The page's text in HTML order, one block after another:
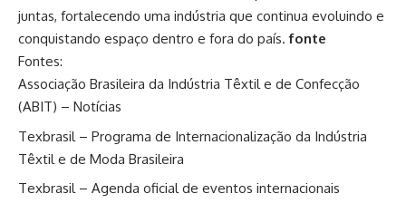
juntas, fortalecendo uma indústria que continua evoluindo e
conquistando espaço dentro e fora do país.fonte
Fontes:
Associação Brasileira da Indústria Têxtil e de Confecção
(ABIT) – Notícias
Texbrasil – Programa de Internacionalização da Indústria
Têxtil e de Moda Brasileira
Texbrasil – Agenda oficial de eventos internacionais